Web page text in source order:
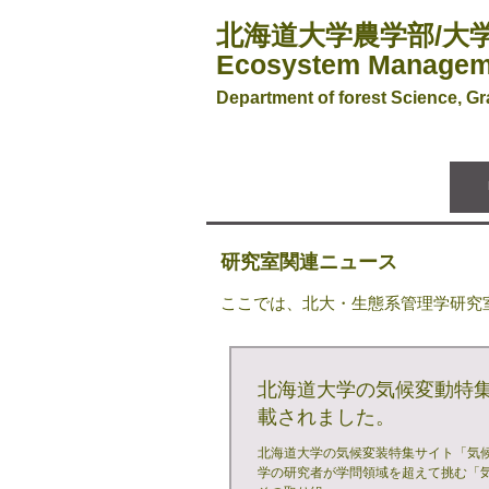
北海道大学農学部/大
Ecosystem
Department of forest Science,
研究室関連ニュース
ここでは、北大・生態系管理学研
北海道大学の気候変動特
載されました。
北海道大学の気候変装特集サイト「気
学の研究者が学問領域を超えて挑む「